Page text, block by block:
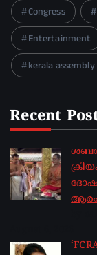
Congress
Entertainment
kerala
Recent